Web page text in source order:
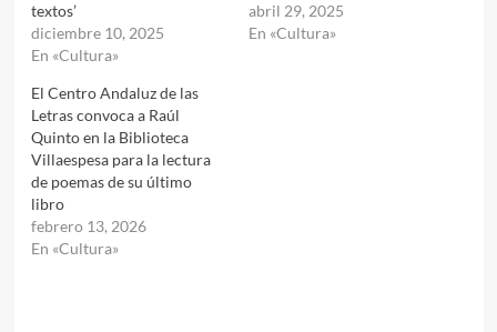
textos’
diciembre 10, 2025
En «Cultura»
abril 29, 2025
En «Cultura»
El Centro Andaluz de las
Letras convoca a Raúl
Quinto en la Biblioteca
Villaespesa para la lectura
de poemas de su último
libro
febrero 13, 2026
En «Cultura»